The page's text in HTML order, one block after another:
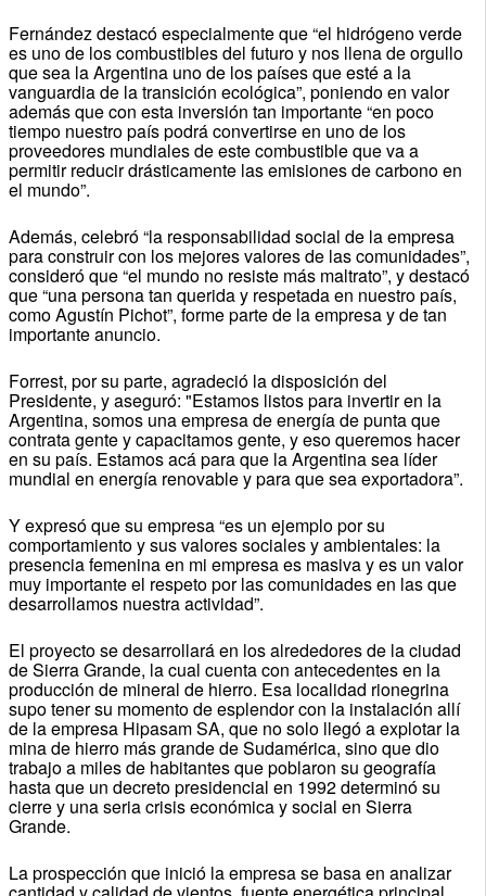
Fernández destacó especialmente que “el hidrógeno verde
es uno de los combustibles del futuro y nos llena de orgullo
que sea la Argentina uno de los países que esté a la
vanguardia de la transición ecológica”, poniendo en valor
además que con esta inversión tan importante “en poco
tiempo nuestro país podrá convertirse en uno de los
proveedores mundiales de este combustible que va a
permitir reducir drásticamente las emisiones de carbono en
el mundo”.
Además, celebró “la responsabilidad social de la empresa
para construir con los mejores valores de las comunidades”,
consideró que “el mundo no resiste más maltrato”, y destacó
que “una persona tan querida y respetada en nuestro país,
como Agustín Pichot”, forme parte de la empresa y de tan
importante anuncio.
Forrest, por su parte, agradeció la disposición del
Presidente, y aseguró: "Estamos listos para invertir en la
Argentina, somos una empresa de energía de punta que
contrata gente y capacitamos gente, y eso queremos hacer
en su país. Estamos acá para que la Argentina sea líder
mundial en energía renovable y para que sea exportadora”.
Y expresó que su empresa “es un ejemplo por su
comportamiento y sus valores sociales y ambientales: la
presencia femenina en mi empresa es masiva y es un valor
muy importante el respeto por las comunidades en las que
desarrollamos nuestra actividad”.
El proyecto se desarrollará en los alrededores de la ciudad
de Sierra Grande, la cual cuenta con antecedentes en la
producción de mineral de hierro. Esa localidad rionegrina
supo tener su momento de esplendor con la instalación allí
de la empresa Hipasam SA, que no solo llegó a explotar la
mina de hierro más grande de Sudamérica, sino que dio
trabajo a miles de habitantes que poblaron su geografía
hasta que un decreto presidencial en 1992 determinó su
cierre y una seria crisis económica y social en Sierra
Grande.
La prospección que inició la empresa se basa en analizar